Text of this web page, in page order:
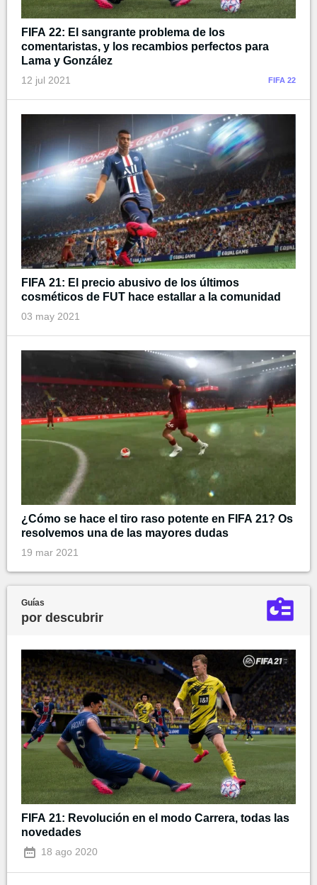
FIFA 22: El sangrante problema de los
comentaristas, y los recambios perfectos para
Lama y González
12 jul 2021 FIFA 22
FIFA 21: El precio abusivo de los últimos
cosméticos de FUT hace estallar a la comunidad
03 may 2021
¿Cómo se hace el tiro raso potente en FIFA 21? Os
resolvemos una de las mayores dudas
19 mar 2021
Guías
por descubrir
FIFA 21: Revolución en el modo Carrera, todas las
novedades
18 ago 2020